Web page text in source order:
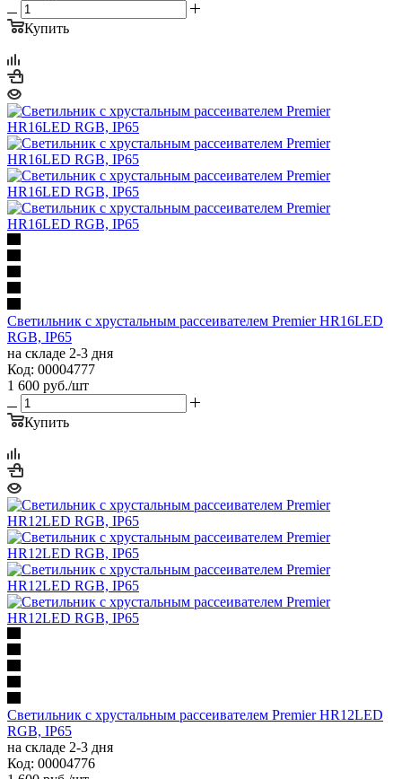
Купить
Светильник с хрустальным рассеивателем Premier HR16LED
RGB, IP65
на складе 2-3 дня
Код: 00004777
1 600 руб./шт
Купить
Светильник с хрустальным рассеивателем Premier HR12LED
RGB, IP65
на складе 2-3 дня
Код: 00004776